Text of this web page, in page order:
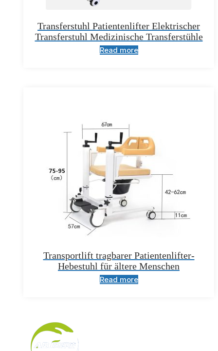
Transferstuhl Patientenlifter Elektrischer
Transferstuhl Medizinische Transferstühle
Read more
Transportlift tragbarer Patientenlifter-
Hebestuhl für ältere Menschen
Read more